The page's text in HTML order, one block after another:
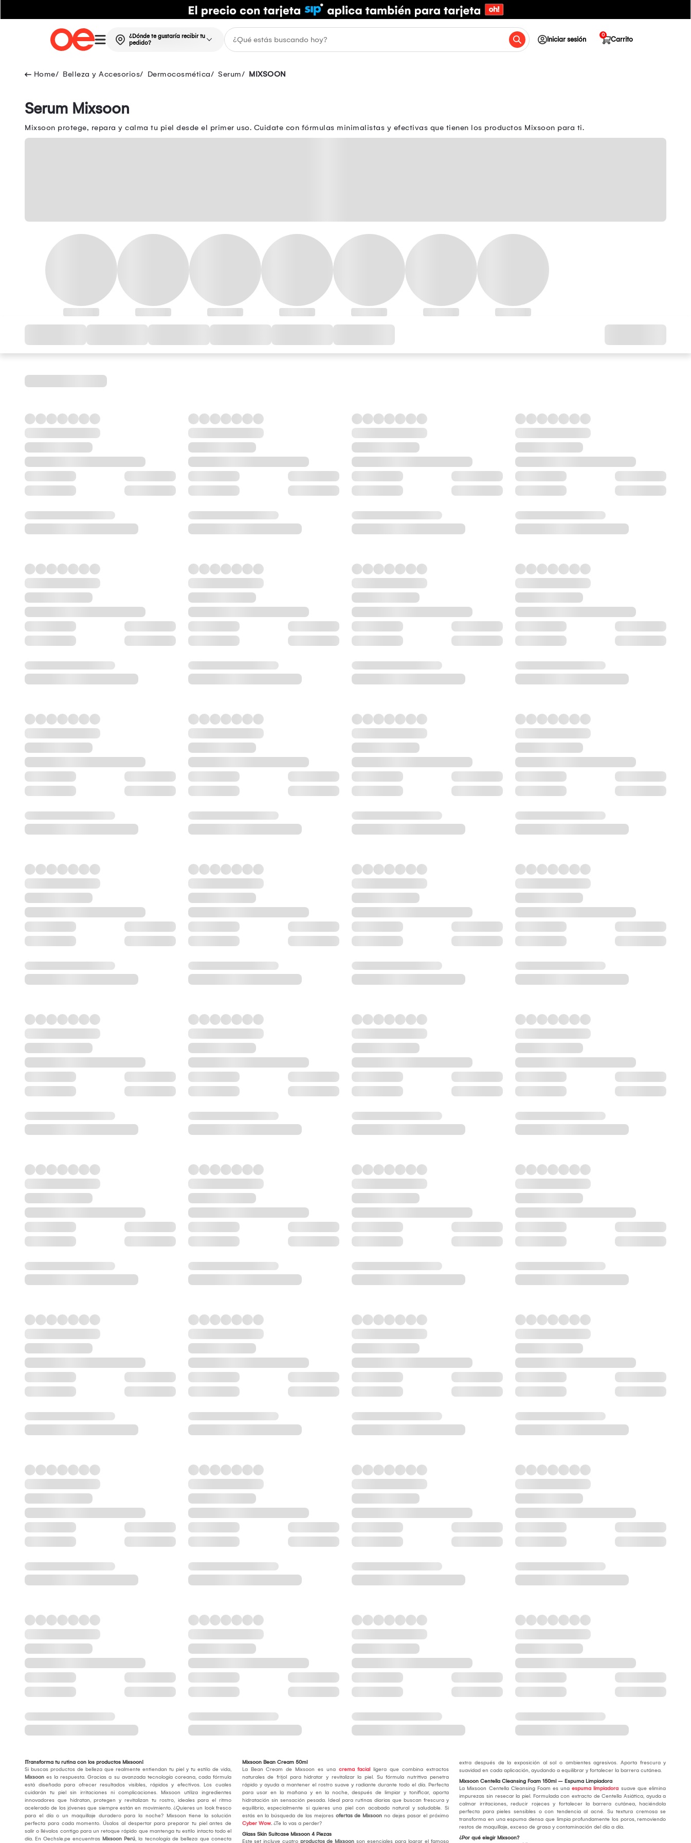
¿Dónde te gustaría recibir tu
pedido?
Iniciar sesión Carrito
0
Belleza y Accesorios Dermocosmética Serum MIXSOON
Serum Mixsoon
Mixsoon protege, repara y calma tu piel desde el primer uso. Cuidate con fórmulas minimalistas y efectivas que tienen los productos Mixsoon para ti.
¡Transforma tu rutina con los productos Mixsoon!
Si buscas productos de belleza que realmente entiendan tu piel y tu estilo de vida,
Mixsoon es la respuesta. Gracias a su avanzada tecnología coreana, cada fórmula
está diseñada para ofrecer resultados visibles, rápidos y efectivos. Los cuales
cuidarán tu piel sin irritaciones ni complicaciones. Mixsoon utiliza ingredientes
innovadores que hidratan, protegen y revitalizan tu rostro, ideales para el ritmo
acelerado de los jóvenes que siempre están en movimiento. ¿Quieres un look fresco
para el día o un maquillaje duradero para la noche? Mixsoon tiene la solución
perfecta para cada momento. Úsalos al despertar para preparar tu piel antes de
salir o llévalos contigo para un retoque rápido que mantenga tu estilo intacto todo el
día. En Oechsle.pe encuentras Mixsoon Perú, la tecnología de belleza que conecta
Mixsoon Bean Cream 50ml
La Bean Cream de Mixsoon es una crema facial
ligera que combina extractos
naturales de frijol para hidratar y revitalizar la piel. Su fórmula nutritiva penetra
rápido y ayuda a mantener el rostro suave y radiante durante todo el día. Perfecta
para usar en la mañana y en la noche, después de limpiar y tonificar, aporta
hidratación sin sensación pesada. Ideal para rutinas diarias que buscan frescura y
equilibrio, especialmente si quieres una piel con acabado natural y saludable. Si
estás en la búsqueda de las mejores ofertas de Mixsoonno dejes pasar el próximo
Cyber Wow. ¿Te lo vas a perder?
Glass Skin Suitcase Mixsoon 4 Piezas
Este set incluye cuatro productos de Mixsoonson esenciales para lograr el famoso
extra después de la exposición al sol o ambientes agresivos. Aporta frescura y
suavidad en cada aplicación, ayudando a equilibrar y fortalecer la barrera cutánea.
Mixsoon Centella Cleansing Foam 150ml – Espuma Limpiadora
La Mixsoon Centella Cleansing Foam es unaespuma limpiadora suave que elimina
impurezas sin resecar la piel. Formulada con extracto de Centella Asiática, ayuda a
calmar irritaciones, reducir rojeces y fortalecer la barrera cutánea, haciéndola
perfecta para pieles sensibles o con tendencia al acné. Su textura cremosa se
transforma en una espuma densa que limpia profundamente los poros, removiendo
restos de maquillaje, exceso de grasa y contaminación del día a día.
¿Por qué elegir Mixsoon?